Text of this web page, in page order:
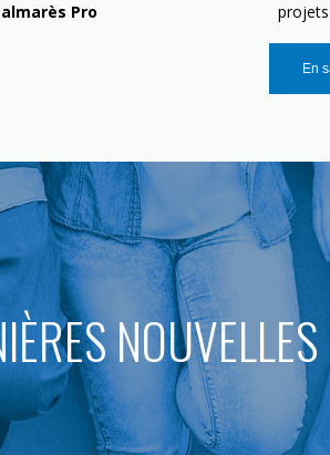
Pro
En
NOUVELLES